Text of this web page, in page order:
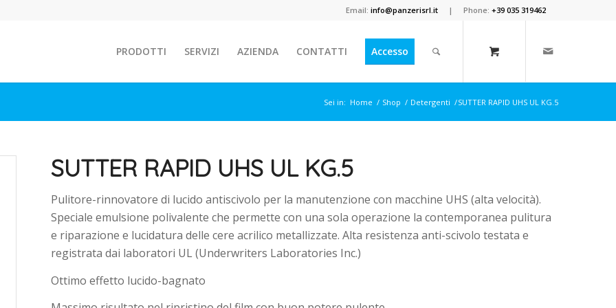
Email:info@panzerisrl.it | Phone:+39 035 319462
PRODOTTI SERVIZI AZIENDA CONTATTI Accesso
Sei in: Home / Shop / Detergenti /SUTTER RAPID UHS UL KG.5
SUTTER RAPID UHS UL KG.5
Pulitore-rinnovatore di lucido antiscivolo per la manutenzione con macchine UHS (alta velocità).
Speciale emulsione polivalente che permette con una sola operazione la contemporanea pulitura
e riparazione e lucidatura delle cere acrilico metallizzate. Alta resistenza anti-scivolo testata e
registrata dai laboratori UL (Underwriters Laboratories Inc.)
Ottimo effetto lucido-bagnato